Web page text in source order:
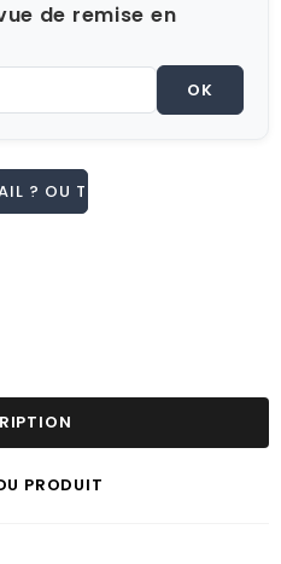
de remise en
OK
? OU TÉL 02.51.62.16.59
PRODUIT